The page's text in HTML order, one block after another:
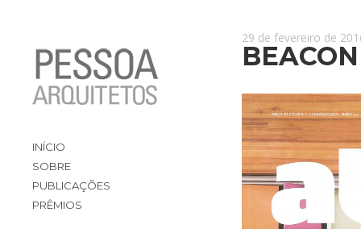
INÍCIO
SOBRE
PUBLICAÇÕES
PRÊMIOS
29 de fevereiro de